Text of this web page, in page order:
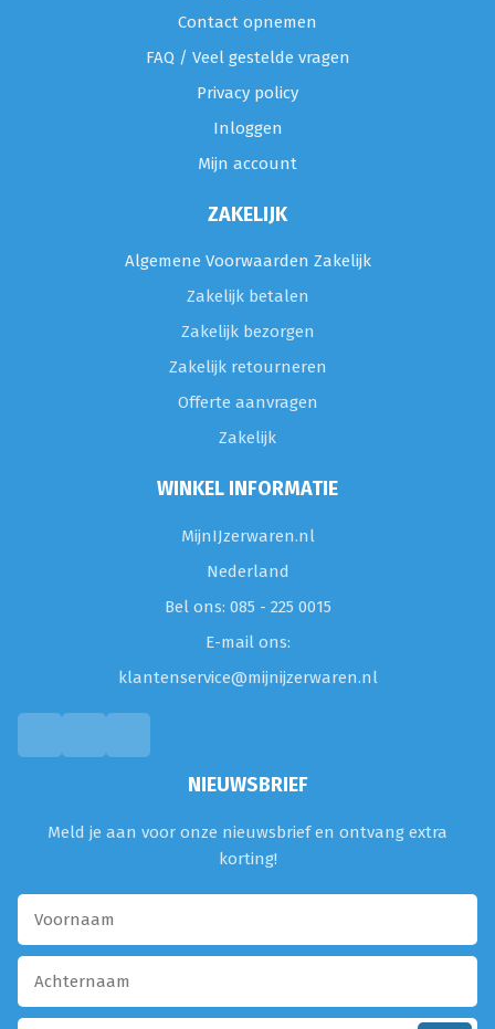
Contact opnemen
FAQ / Veel gestelde vragen
Privacy policy
Inloggen
Mijn account
ZAKELIJK
Algemene Voorwaarden Zakelijk
Zakelijk betalen
Zakelijk bezorgen
Zakelijk retourneren
Offerte aanvragen
Zakelijk
WINKEL INFORMATIE
MijnIJzerwaren.nl
Nederland
Bel ons: 085 - 225 0015
E-mail ons:
klantenservice@mijnijzerwaren.nl
NIEUWSBRIEF
Meld je aan voor onze nieuwsbrief en ontvang extra
korting!